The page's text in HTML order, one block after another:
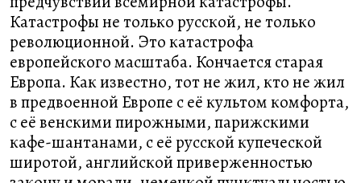
Катастрофы не только русской, не только
революционной. Это катастрофа
европейского масштаба. Кончается старая
Европа. Как известно, тот не жил, кто не жил
в предвоенной Европе с её культом комфорта,
с её венскими пирожными, парижскими
кафе-шантанами, с её русской купеческой
широтой, английской приверженностью